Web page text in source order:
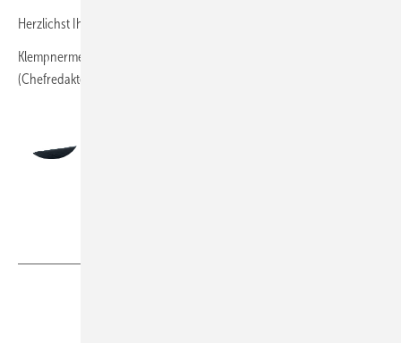
Herzlichst Ihr
Klempnermeister Andreas Buck
(Chefredakteur)